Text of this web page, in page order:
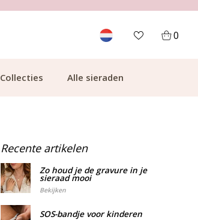
0
Collecties Alle sieraden
Recente artikelen
Zo houd je de gravure in je
sieraad mooi
Bekijken
SOS-bandje voor kinderen